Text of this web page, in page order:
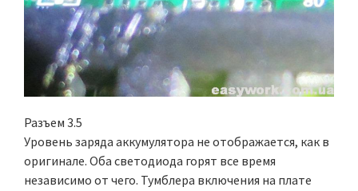
Разъем 3.5
Уровень заряда аккумулятора не отображается, как в
оригинале. Оба светодиода горят все время
независимо от чего. Тумблера включения на плате